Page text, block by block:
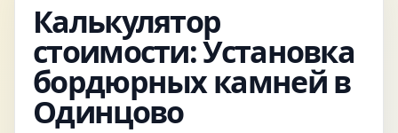
Калькулятор
стоимости: Установка
бордюрных камней в
Одинцово